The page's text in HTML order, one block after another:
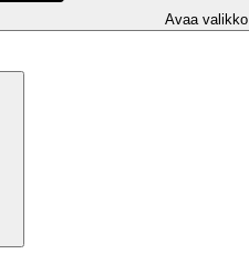
Avaa valikko